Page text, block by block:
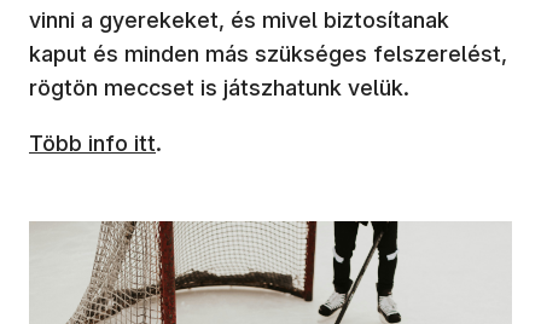
vinni a gyerekeket, és mivel biztosítanak
kaput és minden más szükséges felszerelést,
rögtön meccset is játszhatunk velük.
Több info itt.